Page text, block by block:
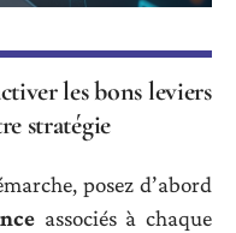
les bons leviers
stratégie
posez d’abord
associés à chaque